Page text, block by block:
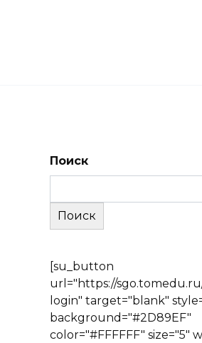
Поиск
Поиск
[su_button
url="https://
login" target="blank"
background="#2D89EF"
color="#FFFFFF" size="5"